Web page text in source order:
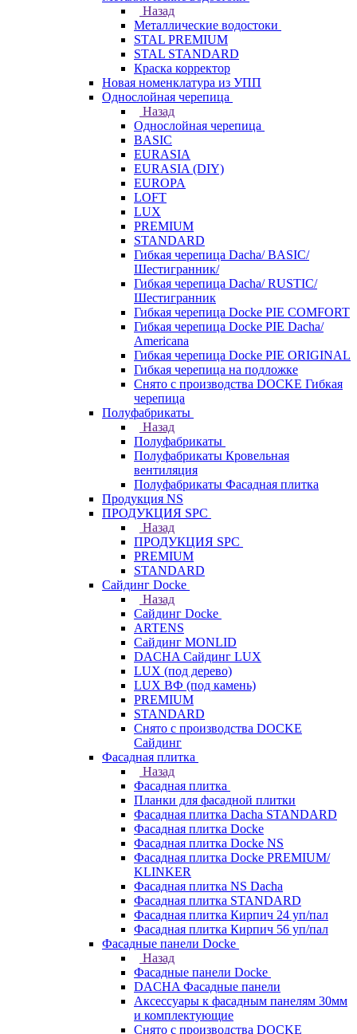
Назад
Металлические водостоки
STAL PREMIUM
STAL STANDARD
Краска корректор
Новая номенклатура из УПП
Однослойная черепица
Назад
Однослойная черепица
BASIC
EURASIA
EURASIA (DIY)
EUROPA
LOFT
LUX
PREMIUM
STANDARD
Гибкая черепица Dacha/ BASIC/
Шестигранник/
Гибкая черепица Dacha/ RUSTIC/
Шестигранник
Гибкая черепица Docke PIE COMFORT
Гибкая черепица Docke PIE Dacha/
Americana
Гибкая черепица Docke PIE ОRIGINАL
Гибкая черепица на подложке
Снято с производства DOCKE Гибкая
черепица
Полуфабрикаты
Назад
Полуфабрикаты
Полуфабрикаты Кровельная
вентиляция
Полуфабрикаты Фасадная плитка
Продукция NS
ПРОДУКЦИЯ SPC
Назад
ПРОДУКЦИЯ SPC
PREMIUM
STANDARD
Сайдинг Docke
Назад
Сайдинг Docke
ARTENS
Cайдинг MONLID
DACHA Сайдинг LUX
LUX (под дерево)
LUX ВФ (под камень)
PREMIUM
STANDARD
Снято с производства DOCKE
Сайдинг
Фасадная плитка
Назад
Фасадная плитка
Планки для фасадной плитки
Фасадная плитка Dacha STANDARD
Фасадная плитка Docke
Фасадная плитка Docke NS
Фасадная плитка Docke PREMIUM/
KLINKER
Фасадная плитка NS Dacha
Фасадная плитка STANDARD
Фасадная плитка Кирпич 24 уп/пал
Фасадная плитка Кирпич 56 уп/пал
Фасадные панели Docke
Назад
Фасадные панели Docke
DACHA Фасадные панели
Аксессуары к фасадным панелям 30мм
и комплектующие
Снято с производства DOCKE